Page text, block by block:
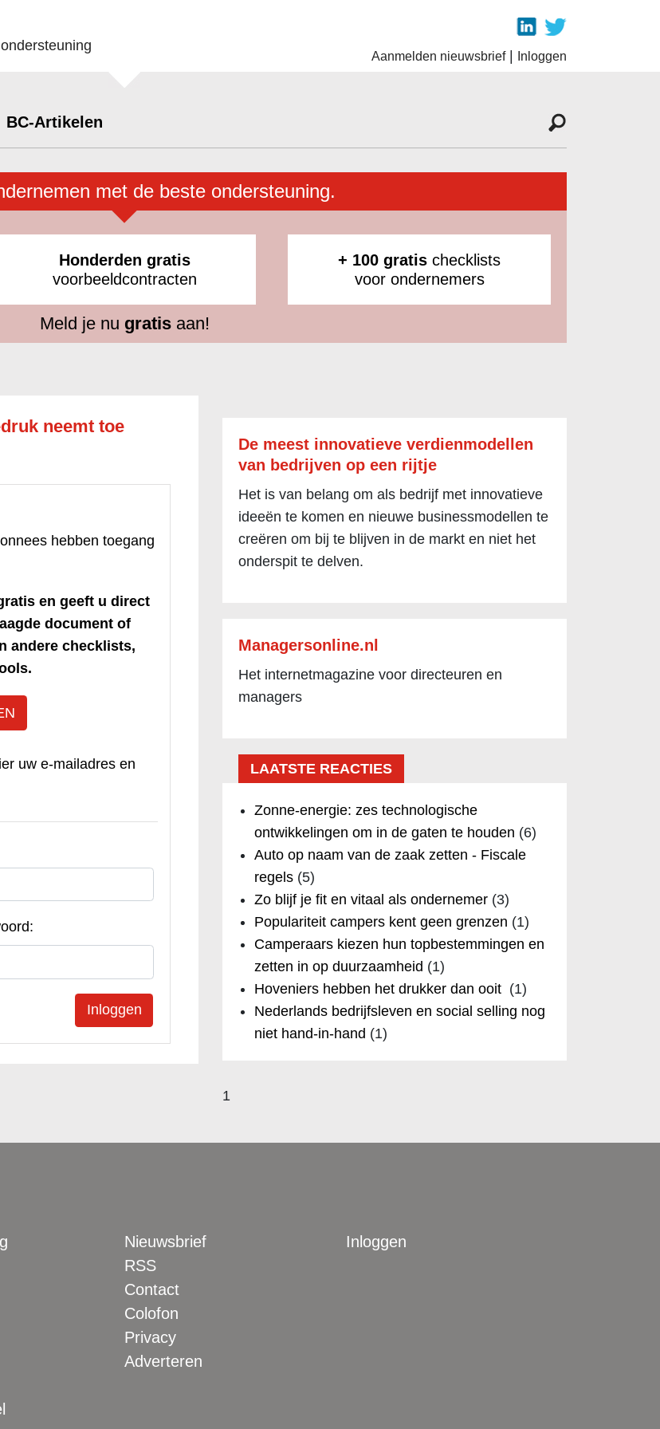
ondersteuning
Aanmelden nieuwsbrief| Inloggen
BC-Artikelen
met de beste ondersteuning.
Honderden gratis
voorbeeldcontracten
+ 100 gratis checklists
voor ondernemers
Meld je nu gratisaan!
neemt toe
hebben toegang
en geeft u direct
document of
andere checklists,
uw e-mailadres en
De meest innovatieve verdienmodellen
van bedrijven op een rijtje
Het is van belang om als bedrijf met innovatieve
ideeën te komen en nieuwe businessmodellen te
creëren om bij te blijven in de markt en niet het
onderspit te delven.
Managersonline.nl
Het internetmagazine voor directeuren en
managers
LAATSTE REACTIES
Zonne-energie: zes technologische
ontwikkelingen om in de gaten te houden (6)
Auto op naam van de zaak zetten - Fiscale
regels(5)
Zo blijf je fit en vitaal als ondernemer(3)
Populariteit campers kent geen grenzen (1)
Camperaars kiezen hun topbestemmingen en
zetten in op duurzaamheid (1)
Hoveniers hebben het drukker dan ooit (1)
Nederlands bedrijfsleven en social selling nog
niet hand-in-hand (1)
1
Nieuwsbrief
RSS
Contact
Colofon
Privacy
Adverteren
Inloggen